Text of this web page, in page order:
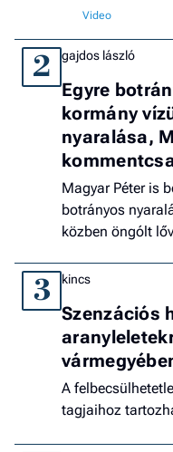
2 gajdos lászló
Egyre
kormány
nyaralása,
Magyar Péter is
botrányos
közben öngólt
3 kincs
Szenzációs
A
tagjaihoz